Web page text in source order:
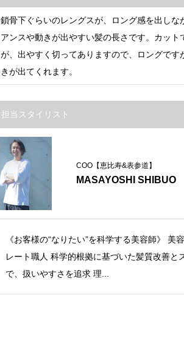
鎖骨下ぐらいのレングスが、ロング感を出しな
アンスや動きが出やすい髪の長さです。カット
が、出やすく切ってありますので、ロングです
きが出てくれます。
担当スタイリスト
COO【恵比寿&表参道】
MASAYOSHI SHIBUO
《お客様の“なりたい”を科学する美容師》 美
レート職人 科学的根拠に基づいた髪質改善と
で、扱いやすさを追求 理...